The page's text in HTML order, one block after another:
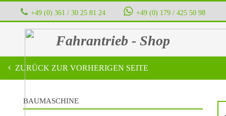
+49 (0) 361 / 30 25 81 24 ‭ ‭ ‭ ‭ +49 (0) 179 / 425 50 98
Fahrantrieb - Shop
ZURÜCK ZUR VORHERIGEN SEITE
BAUMASCHINE